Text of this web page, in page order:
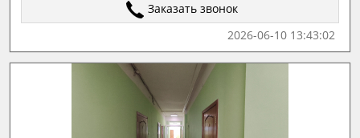
Заказать звонок
2026-06-10 13:43:02